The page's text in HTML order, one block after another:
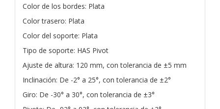
Color de los bordes: Plata
Color trasero: Plata
Color del soporte: Plata
Tipo de soporte: HAS Pivot
Ajuste de altura: 120 mm, con tolerancia de ±5 mm
Inclinación: De -2° a 25°, con tolerancia de ±2°
Giro: De -30° a 30°, con tolerancia de ±3°